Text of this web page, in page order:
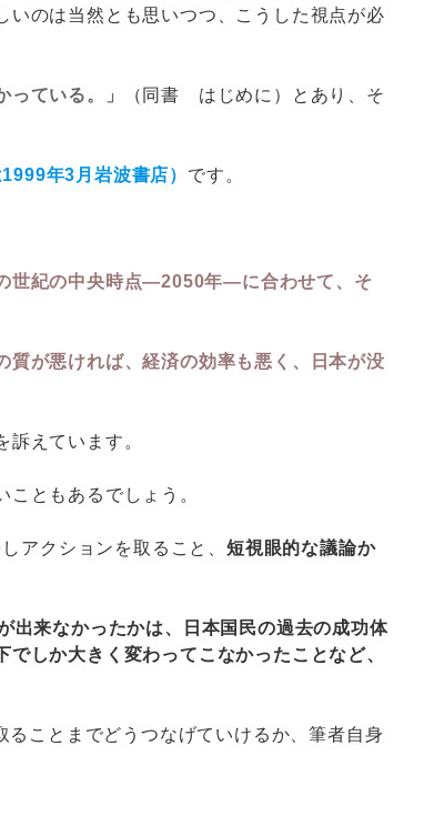
のは当然とも思いつつ、こうした視点が必
ている。」
（同書 はじめに）とあり、そ
年3月岩波書店） です。
世紀の中央時点―2050年―に合わせて、そ
質が悪ければ、経済の効率も悪く、日本が没
えています。
ともあるでしょう。
アクションを取ること、 短視眼的な議論か
出来なかったかは、日本国民の過去の成功体
しか大きく変わってこなかったことなど、
ことまでどうつなげていけるか、筆者自身